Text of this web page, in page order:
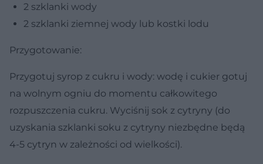
2 szklanki wody
2 szklanki ziemnej wody lub kostki lodu
Przygotowanie:
Przygotuj syrop z cukru i wody: wodę i cukier gotuj
na wolnym ogniu do momentu całkowitego
rozpuszczenia cukru. Wyciśnij sok z cytryny (do
uzyskania szklanki soku z cytryny niezbędne będą
4-5 cytryn w zależności od wielkości).